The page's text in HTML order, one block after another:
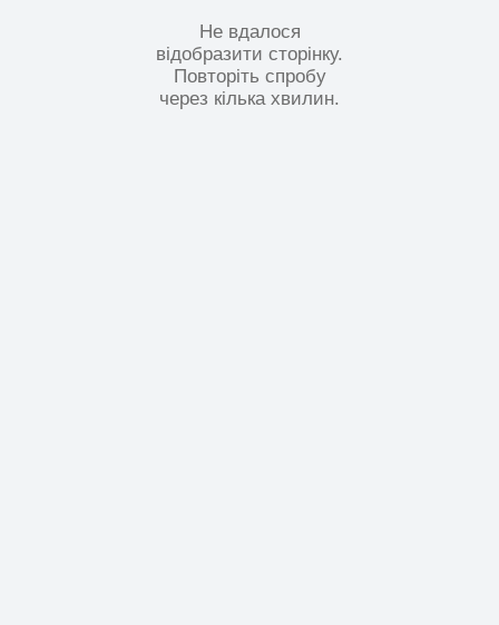
Не вдалося
відобразити сторінку.
Повторіть спробу
через кілька хвилин.